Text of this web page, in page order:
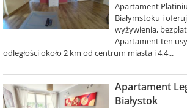
Apartament
Białymstoku i
wyżywienia,
Apartament ten
odległości około 2 km od centrum miasta i 4,4...
Apartament
Białystok